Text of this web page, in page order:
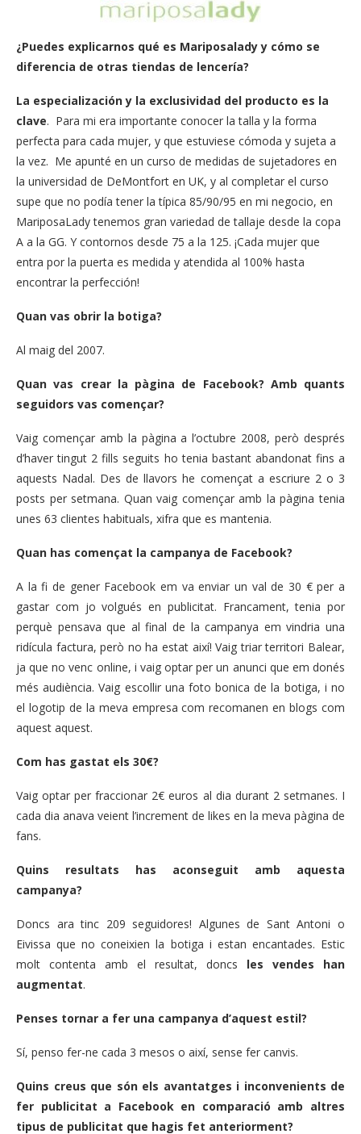
¿Puedes explicarnos qué es Mariposalady y cómo se
diferencia de otras tiendas de lencería?
La especialización y la exclusividad del producto es la
clave. Para mi era importante conocer la talla y la forma
perfecta para cada mujer, y que estuviese cómoda y sujeta a
la vez. Me apunté en un curso de medidas de sujetadores en
la universidad de DeMontfort en UK, y al completar el curso
supe que no podía tener la típica 85/90/95 en mi negocio, en
MariposaLady tenemos gran variedad de tallaje desde la copa
A a la GG. Y contornos desde 75 a la 125. ¡Cada mujer que
entra por la puerta es medida y atendida al 100% hasta
encontrar la perfección!
Quan vas obrir la botiga?
Al maig del 2007.
Quan vas crear la pàgina de Facebook? Amb quants
seguidors vas començar?
Vaig començar amb la pàgina a l’octubre 2008, però després
d’haver tingut 2 fills seguits ho tenia bastant abandonat fins a
aquests Nadal. Des de llavors he començat a escriure 2 o 3
posts per setmana. Quan vaig començar amb la pàgina tenia
unes 63 clientes habituals, xifra que es mantenia.
Quan has començat la campanya de Facebook?
A la fi de gener Facebook em va enviar un val de 30 € per a
gastar com jo volgués en publicitat. Francament, tenia por
perquè pensava que al final de la campanya em vindria una
ridícula factura, però no ha estat així! Vaig triar territori Balear,
ja que no venc online, i vaig optar per un anunci que em donés
més audiència. Vaig escollir una foto bonica de la botiga, i no
el logotip de la meva empresa com recomanen en blogs com
aquest aquest.
Com has gastat els 30€?
Vaig optar per fraccionar 2€ euros al dia durant 2 setmanes. I
cada dia anava veient l’increment de likes en la meva pàgina de
fans.
Quins resultats has aconseguit amb aquesta
campanya?
Doncs ara tinc 209 seguidores! Algunes de Sant Antoni o
Eivissa que no coneixien la botiga i estan encantades. Estic
molt contenta amb el resultat, doncs les vendes han
augmentat.
Penses tornar a fer una campanya d’aquest estil?
Sí, penso fer-ne cada 3 mesos o així, sense fer canvis.
Quins creus que són els avantatges i inconvenients de
fer publicitat a Facebook en comparació amb altres
tipus de publicitat que hagis fet anteriorment?